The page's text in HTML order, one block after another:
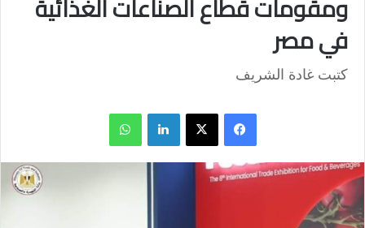
ومقومات قطاع الصناعات الغذائية
في مصر
كتبت غادة الشريف
فيسبوك X لينكدإن